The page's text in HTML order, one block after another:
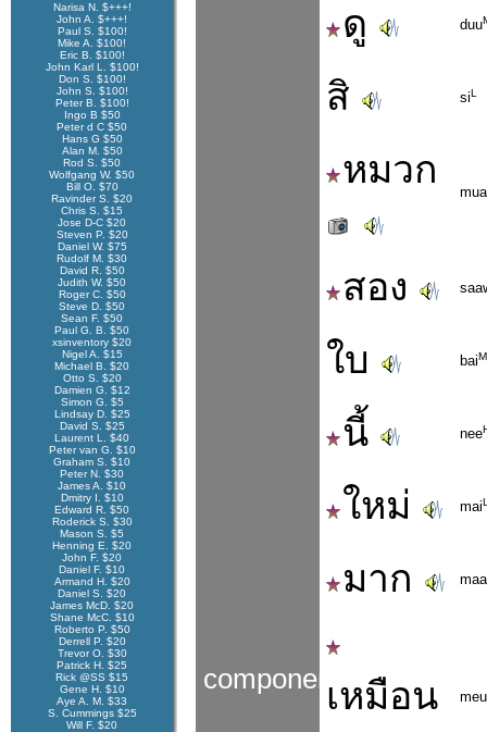
Narisa N. $+++!
John A. $+++!
Paul S. $100!
Mike A. $100!
Eric B. $100!
John Karl L. $100!
Don S. $100!
John S. $100!
Peter B. $100!
Ingo B $50
Peter d C $50
Hans G $50
Alan M. $50
Rod S. $50
Wolfgang W. $50
Bill O. $70
Ravinder S. $20
Chris S. $15
Jose D-C $20
Steven P. $20
Daniel W. $75
Rudolf M. $30
David R. $50
Judith W. $50
Roger C. $50
Steve D. $50
Sean F. $50
Paul G. B. $50
xsinventory $20
Nigel A. $15
Michael B. $20
Otto S. $20
Damien G. $12
Simon G. $5
Lindsay D. $25
David S. $25
Laurent L. $40
Peter van G. $10
Graham S. $10
Peter N. $30
James A. $10
Dmitry I. $10
Edward R. $50
Roderick S. $30
Mason S. $5
Henning E. $20
John F. $20
Daniel F. $10
Armand H. $20
Daniel S. $20
James McD. $20
Shane McC. $10
Roberto P. $50
Derrell P. $20
Trevor O. $30
Patrick H. $25
Rick @SS $15
Gene H. $10
Aye A. M. $33
S. Cummings $25
Will F. $20
components
ดู duu
สิ siL
หมวก
สอง
ใบ baiM
นี้ nee
ใหม่ mai
มาก
เหมือน